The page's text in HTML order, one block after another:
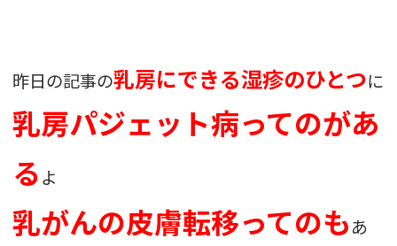
昨日の記事の乳房にできる湿疹のひとつに
乳房パジェット病ってのがあ
るよ
乳がんの皮膚転移ってのもあ